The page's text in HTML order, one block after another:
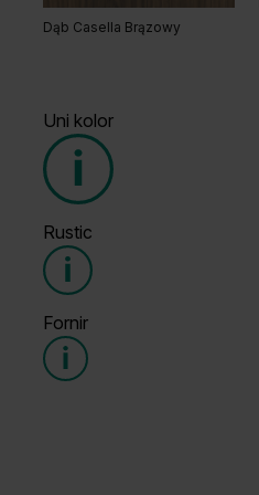
Dąb Casella Brązowy
Uni kolor
Grupa cenowa (3)
Rustic
Grupa cenowa (3)
Fornir